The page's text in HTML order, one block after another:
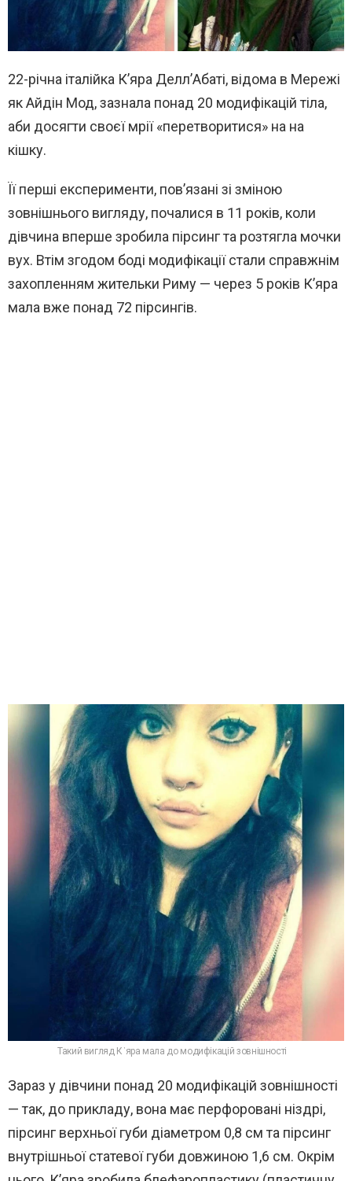
22-річна італійка К’яра Делл’Абаті, відома в Мережі
як Айдін Мод, зазнала понад 20 модифікацій тіла,
аби досягти своєї мрії «перетворитися» на на
кішку.
Її перші експерименти, пов’язані зі зміною
зовнішнього вигляду, почалися в 11 років, коли
дівчина вперше зробила пірсинг та розтягла мочки
вух. Втім згодом боді модифікації стали справжнім
захопленням жительки Риму — через 5 років К’яра
мала вже понад 72 пірсингів.
Такий вигляд К’яра мала до модифікацій зовнішності
Зараз у дівчини понад 20 модифікацій зовнішності
— так, до прикладу, вона має перфоровані ніздрі,
пірсинг верхньої губи діаметром 0,8 см та пірсинг
внутрішньої статевої губи довжиною 1,6 см. Окрім